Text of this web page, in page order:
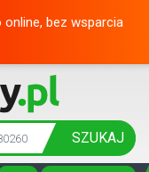
bez wsparcia
SZUKAJ